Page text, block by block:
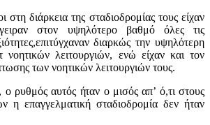
στη διάρκεια της σταδιοδρομίας τους είχαν
στον υψηλότερο βαθμό όλες τις
διαρκώς την υψηλότερη
νοητικών λειτουργιών, ενώ είχαν και τον
των νοητικών λειτουργιών τους.
ο ρυθμός αυτός ήταν ο μισός απ’ ό,τι στους
η επαγγελματική σταδιοδρομία δεν ήταν